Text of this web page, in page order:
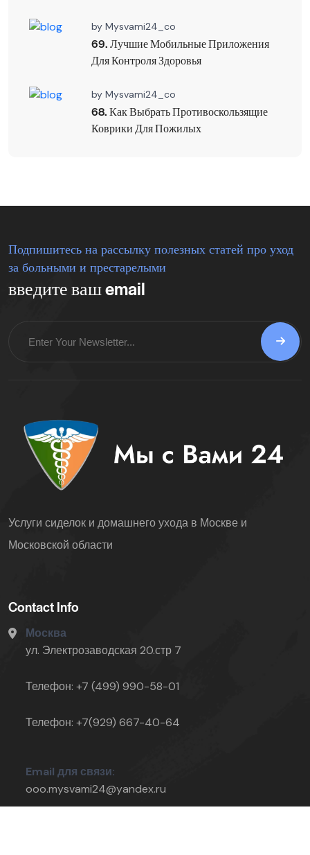
by Mysvami24_co
69. Лучшие Мобильные Приложения
Для Контроля Здоровья
by Mysvami24_co
68. Как Выбрать Противоскользящие
Коврики Для Пожилых
Подпишитесь на рассылку полезных статей про уход
за больными и престарелыми
введите ваш email
Услуги сиделок и домашнего ухода в Москве и
Московской области
Contact Info
Москва
ул. Электрозаводская 20.стр 7
Телефон: +7 (499) 990-58-01
Телефон: +7(929) 667-40-64
Email для связи:
ooo.mysvami24@yandex.ru